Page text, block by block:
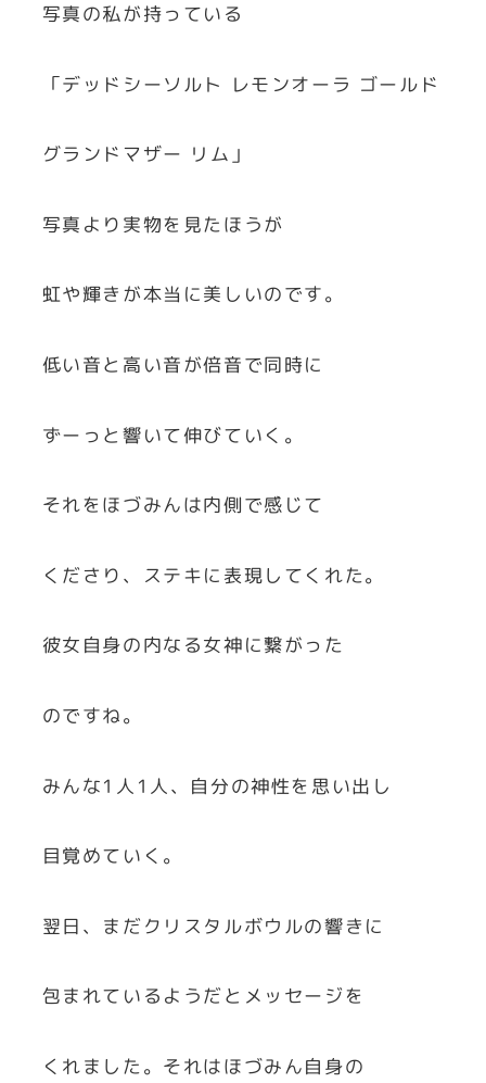
写真の私が持っている
「デッドシーソルト レモンオーラ ゴールド
グランドマザー リム」
写真より実物を見たほうが
虹や輝きが本当に美しいのです。
低い音と高い音が倍音で同時に
ずーっと響いて伸びていく。
それをほづみんは内側で感じて
くださり、ステキに表現してくれた。
彼女自身の内なる女神に繋がった
のですね。
みんな1人1人、自分の神性を思い出し
目覚めていく。
翌日、まだクリスタルボウルの響きに
包まれているようだとメッセージを
くれました。それはほづみん自身の